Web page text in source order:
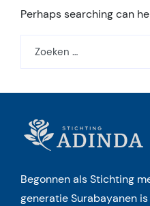
Perhaps searching can
naar:
Begonnen als Stichting
generatie Surabayanen